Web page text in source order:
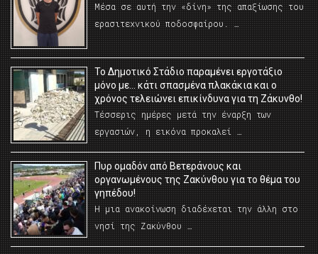
Μέσα σε αυτή την «δίνη» της απαξίωσης του
ερασιτεχνικού ποδοσφαίρου. …
Το Δημοτικό Στάδιο παραμένει εργοτάξιο
μόνο με… κάτι σπασμένα πλακάκια και ο
χρόνος τελειώνει επικίνδυνα για τη Ζάκυνθο!
Τέσσερις ημέρες μετά την έναρξη των
εργασιών, η εικόνα προκαλεί …
Πυρ ομαδόν από Βετεράνους και
οργανωμένους της Ζακύνθου για το θέμα του
γηπέδου!
Η μια ανακοίνωση διαδέχεται την άλλη στο
νησί της Ζακύνθου …